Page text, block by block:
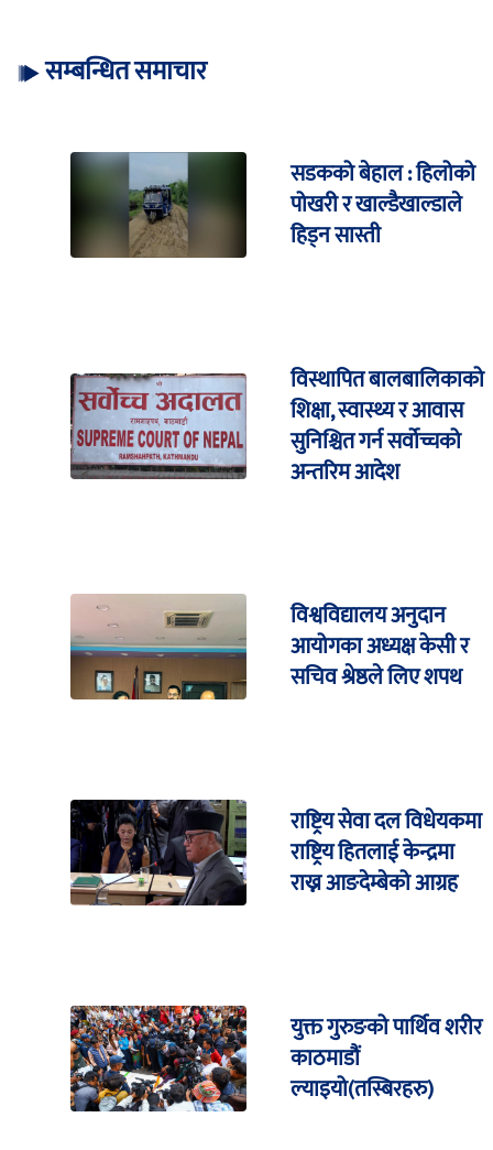
सम्बन्धित समाचार
सडकको बेहाल : हिलोको
पोखरी र खाल्डैखाल्डाले
हिड्न सास्ती
विस्थापित बालबालिकाको
शिक्षा, स्वास्थ्य र आवास
सुनिश्चित गर्न सर्वोच्चको
अन्तरिम आदेश
विश्वविद्यालय अनुदान
आयोगका अध्यक्ष केसी र
सचिव श्रेष्ठले लिए शपथ
राष्ट्रिय सेवा दल विधेयकमा
राष्ट्रिय हितलाई केन्द्रमा
राख्न आङदेम्बेको आग्रह
युक्त गुरुङको पार्थिव शरीर
काठमाडौं
ल्याइयो(तस्बिरहरु)